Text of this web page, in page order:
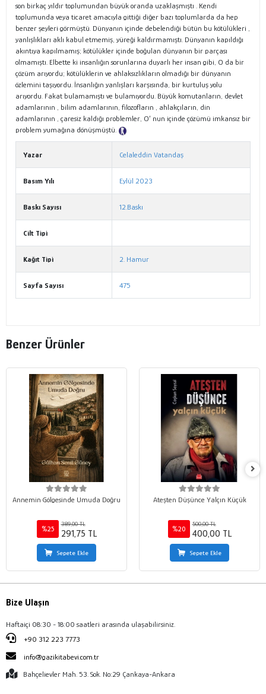
son birkaç yıldır toplumundan büyük oranda uzaklaşmıştı . Kendi
toplumunda veya ticaret amacıyla gittiği diğer bazı toplumlarda da hep
benzer şeyleri görmüştü. Dünyanın içinde debelendiği bütün bu kötülükleri ,
yanlışlıkları aklı kabul etmemiş, yüreği kaldırmamıştı. Dünyanın kapıldığı
akıntıya kapılmamış; kötülükler içinde boğulan dünyanın bir parçası
olmamıştı. Elbette ki insanlığın sorunlarına duyarlı her insan gibi, O da bir
çözüm arıyordu; kötülüklerin ve ahlaksızlıkların olmadığı bir dünyanın
özlemini taşıyordu. İnsanlığın yanlışları karşısında, bir kurtuluş yolu
arıyordu. Fakat bulamamıştı ve bulamıyordu. Büyük komutanların, devlet
adamlarının , bilim adamlarının, filozofların , ahlakçıların, din
adamlarının , çaresiz kaldığı problemler, O’ nun içinde çözümü imkansız bir
problem yumağına dönüşmüştü.
Yazar Celaleddin Vatandaş
Basım Yılı Eylül 2023
Baskı Sayısı 12.Baskı
Cilt Tipi
Kağıt Tipi 2. Hamur
Sayfa Sayısı 475
Benzer Ürünler
Annemin Gölgesinde Umuda Doğru
%25
389,00 TL
291,75 TL
Sepete Ekle
Ateşten Düşünce Yalçın Küçük
%20
500,00 TL
400,00 TL
Sepete Ekle
Bize Ulaşın
Haftaiçi 08:30 - 18:00 saatleri arasında ulaşabilirsiniz.
+90 312 223 7773
info@gazikitabevi.com.tr
Bahçelievler Mah. 53. Sok. No:29 Çankaya-Ankara